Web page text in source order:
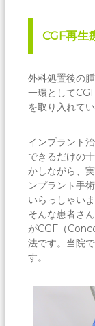
CGF再生
外科処置後の
一環として
を取り入れてい
インプラント
できるだけの
かしながら、
ンプラント手
いらっしゃいま
そんな患者さ
がCGF（
法です。当院
す。